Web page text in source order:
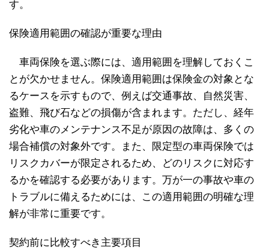
す。
保険適用範囲の確認が重要な理由
車両保険を選ぶ際には、適用範囲を理解しておくこ
とが欠かせません。保険適用範囲は保険金の対象とな
るケースを示すもので、例えば交通事故、自然災害、
盗難、飛び石などの損傷が含まれます。ただし、経年
劣化や車のメンテナンス不足が原因の故障は、多くの
場合補償の対象外です。また、限定型の車両保険では
リスクカバーが限定されるため、どのリスクに対応す
るかを確認する必要があります。万が一の事故や車の
トラブルに備えるためには、この適用範囲の明確な理
解が非常に重要です。
契約前に比較すべき主要項目